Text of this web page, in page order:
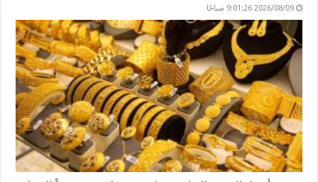
2026/08/09 9:01:26 صباحًا